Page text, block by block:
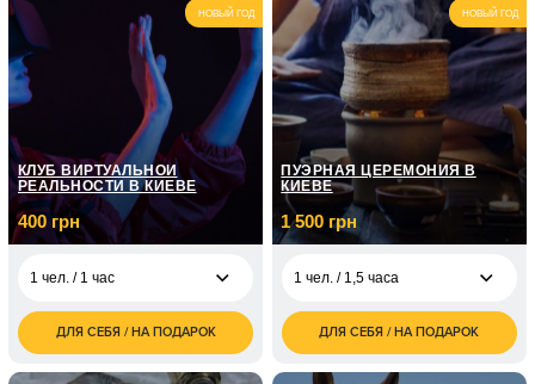
1 чел. / 12 занятий по
1 часу
7 150
грн
1 чел. / 3 занятия
2 100
грн
НОВЫЙ ГОД
КЛУБ ВИРТУАЛЬНОЙ
РЕАЛЬНОСТИ В КИЕВЕ
400 грн
1 чел. / 1 час
грн
ДЛЯ СЕБЯ / НА ПОДАРОК
НОВЫЙ ГОД
ПУЭРНАЯ ЦЕРЕМОНИЯ В
КИЕВЕ
1 500 грн
1 чел. / 1,5 часа
1 500
грн
ДЛЯ СЕБЯ / НА ПОДАРОК